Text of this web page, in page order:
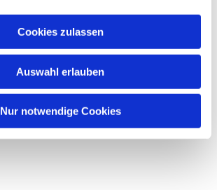
Cookies zulassen
Auswahl erlauben
Nur notwendige Cookies